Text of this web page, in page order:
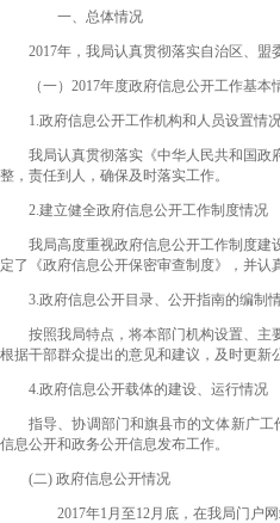
一、总体情况
2017年，我局认真贯彻落实自治区、盟委
（一）2017年度政府信息公开工作基本
1.政府信息公开工作机构和人员设置情况
我局认真贯彻落实《中华人民共和国政府
整，责任到人，确保及时落实工作。
2.建立健全政府信息公开工作制度情况
我局高度重视政府信息公开工作制度建设
定了《政府信息公开保密审查制度》，并认
3.政府信息公开目录、公开指南的编制
按照我局特点，将本部门机构设置、主要
根据干部群众提出的意见和建议，及时更新
4.政府信息公开载体的建设、运行情况
指导、协调部门和旗县市的文体新广工作
信息公开和政务公开信息发布工作。
(二) 政府信息公开情况
2017年1月至12月底，在我局门户网